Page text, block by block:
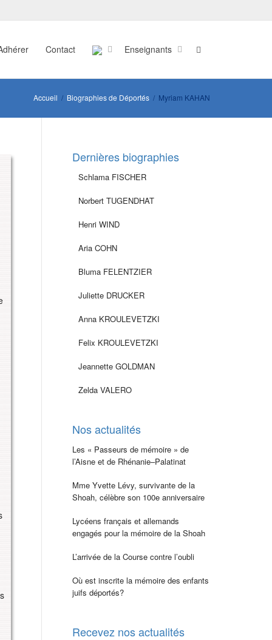
Contact Enseignants
Accueil Biographies de Déportés Myriam KAHAN
Dernières biographies
Schlama FISCHER
Norbert TUGENDHAT
Henri WIND
Aria COHN
Bluma FELENTZIER
Juliette DRUCKER
Anna KROULEVETZKI
Felix KROULEVETZKI
Jeannette GOLDMAN
Zelda VALERO
Nos actualités
Les « Passeurs de mémoire » de
l’Aisne et de Rhénanie–Palatinat
Mme Yvette Lévy, survivante de la
Shoah, célèbre son 100e anniversaire
Lycéens français et allemands
engagés pour la mémoire de la Shoah
L’arrivée de la Course contre l’oubli
Où est inscrite la mémoire des enfants
juifs déportés?
Recevez nos actualités